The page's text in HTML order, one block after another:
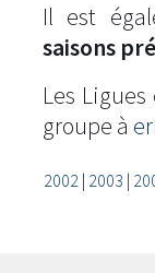
Il est
saisons
Les
groupe à
2002| 2003 |